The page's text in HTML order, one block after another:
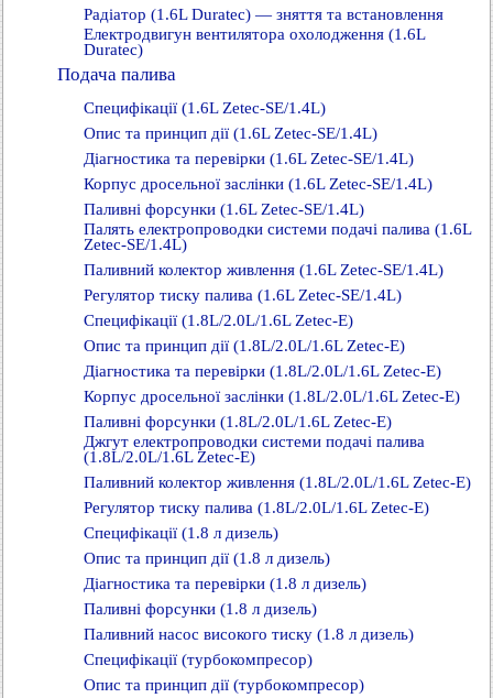
Радіатор (1.6L Duratec) — зняття та встановлення
Електродвигун вентилятора охолодження (1.6L
Duratec)
Подача палива
Специфікації (1.6L Zetec-SE/1.4L)
Опис та принцип дії (1.6L Zetec-SE/1.4L)
Діагностика та перевірки (1.6L Zetec-SE/1.4L)
Корпус дросельної заслінки (1.6L Zetec-SE/1.4L)
Паливні форсунки (1.6L Zetec-SE/1.4L)
Палять електропроводки системи подачі палива (1.6L
Zetec-SE/1.4L)
Паливний колектор живлення (1.6L Zetec-SE/1.4L)
Регулятор тиску палива (1.6L Zetec-SE/1.4L)
Специфікації (1.8L/2.0L/1.6L Zetec-E)
Опис та принцип дії (1.8L/2.0L/1.6L Zetec-E)
Діагностика та перевірки (1.8L/2.0L/1.6L Zetec-E)
Корпус дросельної заслінки (1.8L/2.0L/1.6L Zetec-E)
Паливні форсунки (1.8L/2.0L/1.6L Zetec-E)
Джгут електропроводки системи подачі палива
(1.8L/2.0L/1.6L Zetec-E)
Паливний колектор живлення (1.8L/2.0L/1.6L Zetec-E)
Регулятор тиску палива (1.8L/2.0L/1.6L Zetec-E)
Специфікації (1.8 л дизель)
Опис та принцип дії (1.8 л дизель)
Діагностика та перевірки (1.8 л дизель)
Паливні форсунки (1.8 л дизель)
Паливний насос високого тиску (1.8 л дизель)
Специфікації (турбокомпресор)
Опис та принцип дії (турбокомпресор)